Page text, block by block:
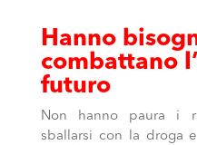
Hanno
combattano
futuro
Non hanno paura i
sballarsi con la droga